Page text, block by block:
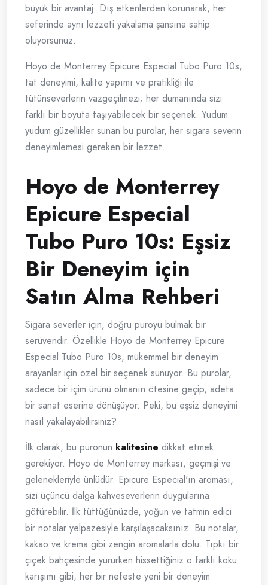
büyük bir avantaj. Dış etkenlerden korunarak, her
seferinde aynı lezzeti yakalama şansına sahip
oluyorsunuz.
Hoyo de Monterrey Epicure Especial Tubo Puro 10s,
tat deneyimi, kalite yapımı ve pratikliği ile
tütünseverlerin vazgeçilmezi; her dumanında sizi
farklı bir boyuta taşıyabilecek bir seçenek. Yudum
yudum güzellikler sunan bu purolar, her sigara severin
deneyimlemesi gereken bir lezzet.
Hoyo de Monterrey
Epicure Especial
Tubo Puro 10s: Eşsiz
Bir Deneyim için
Satın Alma Rehberi
Sigara severler için, doğru puroyu bulmak bir
serüvendir. Özellikle Hoyo de Monterrey Epicure
Especial Tubo Puro 10s, mükemmel bir deneyim
arayanlar için özel bir seçenek sunuyor. Bu purolar,
sadece bir içim ürünü olmanın ötesine geçip, adeta
bir sanat eserine dönüşüyor. Peki, bu eşsiz deneyimi
nasıl yakalayabilirsiniz?
İlk olarak, bu puronun kalitesine dikkat etmek
gerekiyor. Hoyo de Monterrey markası, geçmişi ve
gelenekleriyle ünlüdür. Epicure Especial'ın aroması,
sizi üçüncü dalga kahveseverlerin duygularına
götürebilir. İlk tüttüğünüzde, yoğun ve tatmin edici
bir notalar yelpazesiyle karşılaşacaksınız. Bu notalar,
kakao ve krema gibi zengin aromalarla dolu. Tıpkı bir
çiçek bahçesinde yürürken hissettiğiniz o farklı koku
karışımı gibi, her bir nefeste yeni bir deneyim